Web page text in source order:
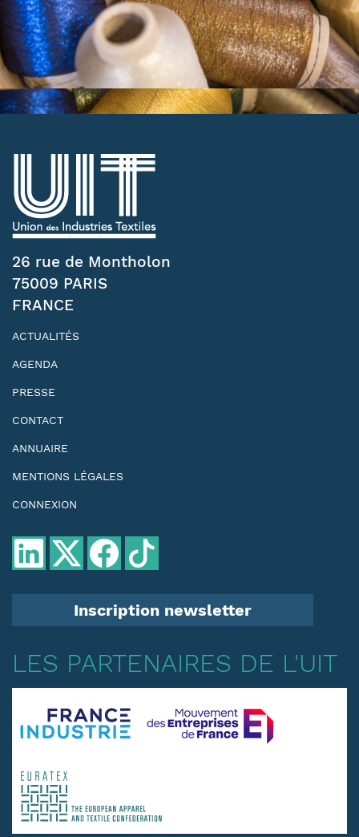
26 rue de Montholon
75009 PARIS
FRANCE
ACTUALITÉS
AGENDA
PRESSE
CONTACT
ANNUAIRE
MENTIONS LÉGALES
CONNEXION
Inscription newsletter
LES PARTENAIRES DE L'UIT